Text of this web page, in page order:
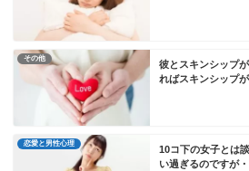
その他
彼とスキンシップ
ればスキンシップ
恋愛と男性心理
10コ下の女子とは
い過ぎるのですが・